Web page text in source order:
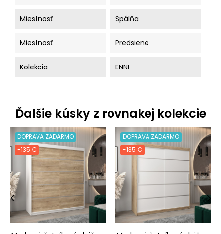
Miestnosť Spálňa
Miestnosť Predsiene
Kolekcia ENNI
Ďalšie kúsky z rovnakej kolekcie
DOPRAVA ZADARMO
-135 €
DOPRAVA ZADARMO
-135 €
‹